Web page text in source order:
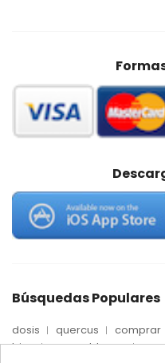
Búsquedas Populares
dosis quercus comprar
trips
mosca blanca